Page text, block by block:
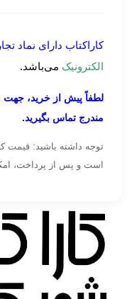
کاراکتاب دارای نماد
الکترونیک می‌باشد.
لطفاً پیش از خرید، جهت
مندرج تماس بگیرید.
توجه داشته باشید: قیمت
است و پس از پرداخت،